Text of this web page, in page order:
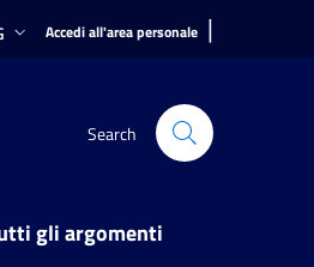
Accedi all'area personale |
Search
gli argomenti